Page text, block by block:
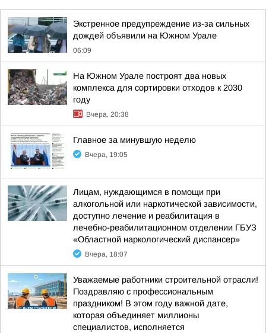
Экстренное предупреждение из-за сильных
дождей объявили на Южном Урале
06:09
На Южном Урале построят два новых
комплекса для сортировки отходов к 2030
году
Вчера, 20:38
Главное за минувшую неделю
Вчера, 19:05
Лицам, нуждающимся в помощи при
алкогольной или наркотической зависимости,
доступно лечение и реабилитация в
лечебно-реабилитационном отделении ГБУЗ
«Областной наркологический диспансер»
Вчера, 18:07
Уважаемые работники строительной отрасли!
Поздравляю с профессиональным
праздником! В этом году важной дате,
которая объединяет миллионы
специалистов, исполняется